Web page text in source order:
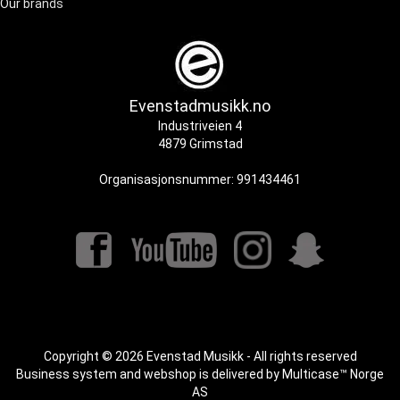
Our brands
Evenstadmusikk.no
Industriveien 4
4879 Grimstad
Organisasjonsnummer: 991434461
Copyright © 2026 Evenstad Musikk - All rights reserved
Business system and webshop is delivered by Multicase™ Norge
AS